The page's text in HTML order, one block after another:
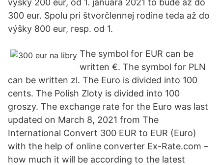
výšky 200 eur, od 1. januára 2021 to bude až do
300 eur. Spolu pri štvorčlennej rodine teda až do
výšky 800 eur, resp. od 1.
The symbol for EUR can be
written €. The symbol for PLN
can be written zl. The Euro is divided into 100
cents. The Polish Zloty is divided into 100
groszy. The exchange rate for the Euro was last
updated on March 8, 2021 from The
International Convert 300 EUR to EUR (Euro)
with the help of online converter Ex-Rate.com –
how much it will be according to the latest